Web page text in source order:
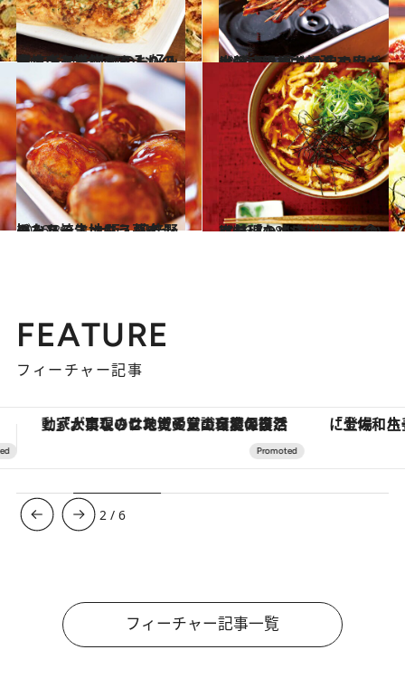
2016.5.30
青ネギとちりめん入りの卵焼きを 大井町のお好み焼き店で堪能する！
グルメ 2016.8.3
ソースにドボン！ 二度づけ禁止！ 熱々の串カツを大阪・緑橋で頬張る
グルメ
2016.8.2
旨みある生地にスパイシーなソース 大阪・阿倍野のたこ焼きにもう夢中！
グルメ 2016.7.18
京料理の〆にはこれを食べたい！ おあげのあんかけ丼「たぬきごはん」
グルメ
FEATURE
フィーチャー記事
「土佐和ハーブかき氷」がOMO7高知に登場！生姜、山椒、大葉など目にも舌にも涼を呼ぶ郷土の味 【銀座で出合う最旬美容】美髪ケアや上質
3 /6
フィーチャー記事一覧